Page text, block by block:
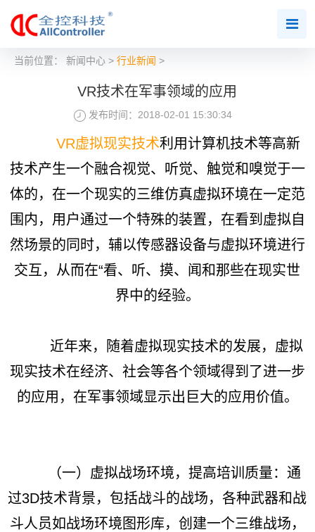
当前位置： 新闻中心> 行业新闻 >
VR技术在军事领域的应用
发布时间：2018-02-01 15:30:34
VR虚拟现实技术利用计算机技术等高新
技术产生一个融合视觉、听觉、触觉和嗅觉于一
体的，在一个现实的三维仿真虚拟环境在一定范
围内，用户通过一个特殊的装置，在看到虚拟自
然场景的同时，辅以传感器设备与虚拟环境进行
交互，从而在“看、听、摸、闻和那些在现实世
界中的经验。
近年来，随着虚拟现实技术的发展，虚拟
现实技术在经济、社会等各个领域得到了进一步
的应用，在军事领域显示出巨大的应用价值。
（一）虚拟战场环境，提高培训质量：通
过3D技术背景，包括战斗的战场，各种武器和战
斗人员如战场环境图形库，创建一个三维战场，